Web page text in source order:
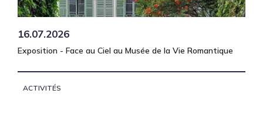
16.07.2026
Exposition - Face au Ciel au Musée de la Vie Romantique
ACTIVITÉS